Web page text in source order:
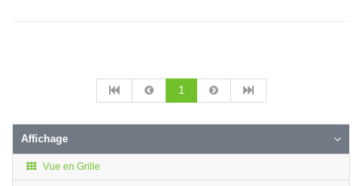
1
Affichage
Vue en Grille